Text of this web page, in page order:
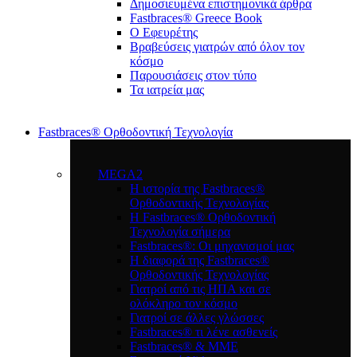
Δημοσιευμένα επιστημονικά άρθρα
Fastbraces® Greece Book
Ο Εφευρέτης
Bραβεύσεις γιατρών από όλον τον
κόσμο
Παρουσιάσεις στον τύπο
Τα ιατρεία μας
Fastbraces® Ορθοδοντική Τεχνολογία
MEGA2
Η ιστορία της Fastbraces®
Ορθοδοντικής Τεχνολογίας
H Fastbraces® Ορθοδοντική
Τεχνολογία σήμερα
Fastbraces®: Οι μηχανισμοί μας
Η διαφορά της Fastbraces®
Ορθοδοντικής Τεχνολογίας
Γιατροί από τις ΗΠΑ και σε
ολόκληρο τον κόσμο
Γιατροί σε άλλες γλώσσες
Fastbraces® τι λένε ασθενείς
Fastbraces® & ΜΜΕ